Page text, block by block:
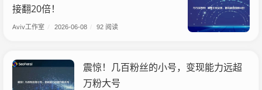
接翻20倍！
Aviv工作室 2026-06-08 92 阅读
震惊！几百粉丝的小号，变现能力远超
万粉大号